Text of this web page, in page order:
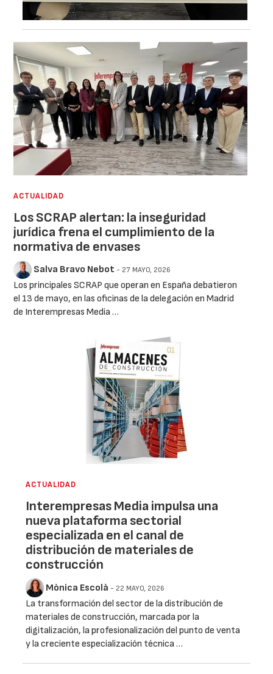
ACTUALIDAD
Los SCRAP alertan: la inseguridad
jurídica frena el cumplimiento de la
normativa de envases
Salva Bravo Nebot - 27 MAYO, 2026
Los principales SCRAP que operan en España debatieron
el 13 de mayo, en las oficinas de la delegación en Madrid
de Interempresas Media …
ACTUALIDAD
Interempresas Media impulsa una
nueva plataforma sectorial
especializada en el canal de
distribución de materiales de
construcción
Mònica Escolà - 22 MAYO, 2026
La transformación del sector de la distribución de
materiales de construcción, marcada por la
digitalización, la profesionalización del punto de venta
y la creciente especialización técnica …